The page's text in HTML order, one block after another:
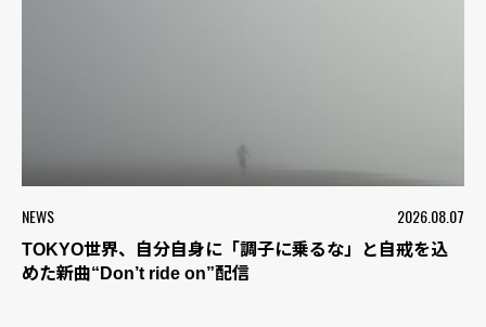
NEWS 2026.08.07
TOKYO世界、自分自身に「調子に乗るな」と自戒を込
めた新曲“Don’t ride on”配信